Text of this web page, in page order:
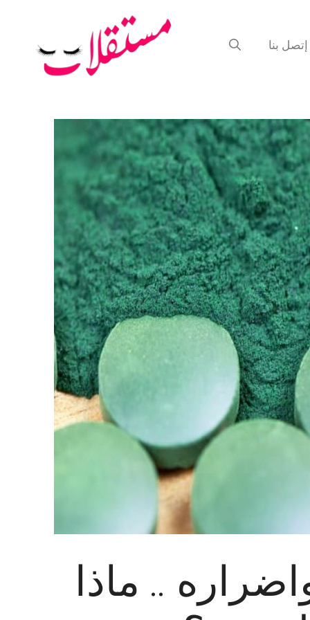
إتصل بنا
.. ماذا